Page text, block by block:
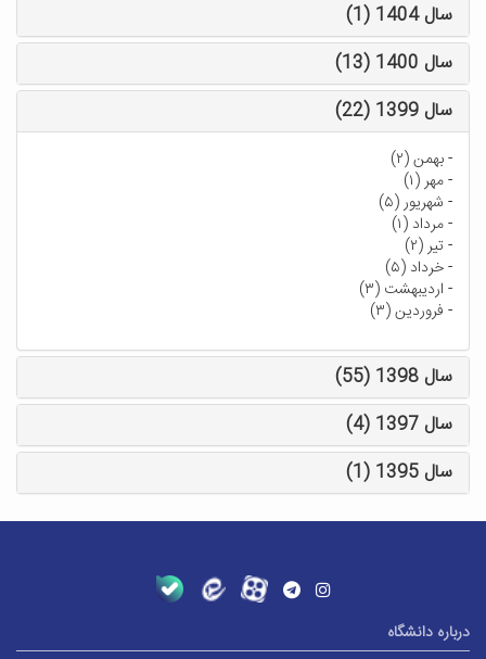
سال 1404 (1)
سال 1400 (13)
سال 1399 (22)
-بهمن (۲)
-مهر (۱)
- شهریور (۵)
-مرداد (۱)
-تیر (۲)
-خرداد (۵)
- اردیبهشت (۳)
- فروردین (۳)
سال 1398 (55)
سال 1397 (4)
سال 1395 (1)
درباره دانشگاه